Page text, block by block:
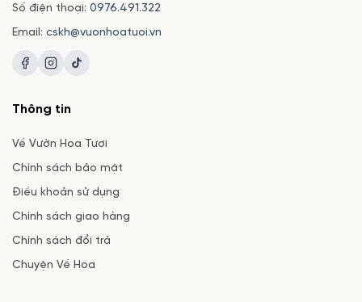
Số điện thoại: 0976.491.322
Email: cskh@vuonhoatuoi.vn
Thông tin
Về Vườn Hoa Tươi
Chính sách bảo mật
Điều khoản sử dụng
Chính sách giao hàng
Chính sách đổi trả
Chuyện Về Hoa